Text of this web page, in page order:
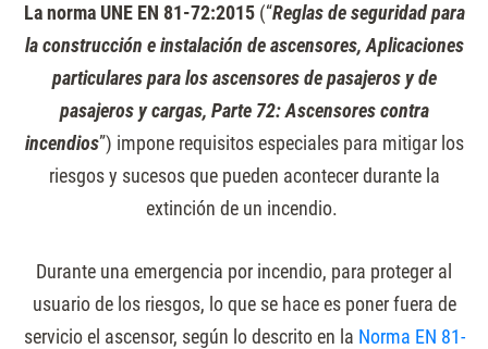
La norma UNE EN 81-72:2015(“Reglas de seguridad para
la construcción e instalación de ascensores, Aplicaciones
particulares para los ascensores de pasajeros y de
pasajeros y cargas, Parte 72: Ascensores contra
incendios”) impone requisitos especiales para mitigar los
riesgos y sucesos que pueden acontecer durante la
extinción de un incendio.
Durante una emergencia por incendio, para proteger al
usuario de los riesgos, lo que se hace es poner fuera de
servicio el ascensor, según lo descrito en la Norma EN 81-